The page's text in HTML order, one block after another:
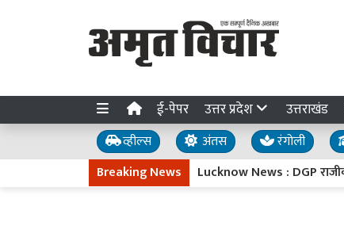
ई-पेपर उत्तर प्रदेश उत्तराखंड
व्हील्स अंतस रंगोली
Breaking NewsLucknow News : DGP राजीव कृष्ण